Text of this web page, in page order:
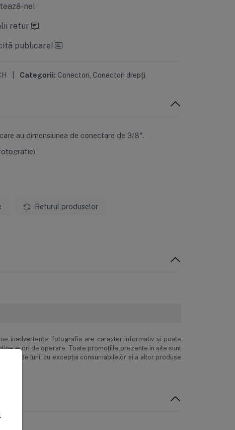
ne!
retur
.
publicare!
Categorii: Conectori Conectori drepți
au dimensiunea de conectare de 3/8".
Returul produselor
inadvertenţe: fotografia are caracter informativ şi poate
erori de operare. Toate promoţiile prezente în site sunt
24 de luni, cu excepția consumabilelor și a altor produse
.